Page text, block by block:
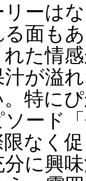
ーは
面も
た情
が溢
特に
ード
なく
分に興